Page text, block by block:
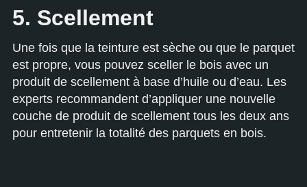
5. Scellement
Une fois que la teinture est sèche ou que le parquet
est propre, vous pouvez sceller le bois avec un
produit de scellement à base d’huile ou d’eau. Les
experts recommandent d’appliquer une nouvelle
couche de produit de scellement tous les deux ans
pour entretenir la totalité des parquets en bois.